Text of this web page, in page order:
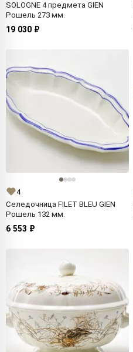
SOLOGNE 4 предмета GIEN
Рошель 273 мм.
19 030 ₽
4
Селедочница FILET BLEU GIEN
Рошель 132 мм.
6 553 ₽